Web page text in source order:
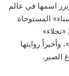
اسمها في عالم
المستوحاة
روايتها
الصبر.